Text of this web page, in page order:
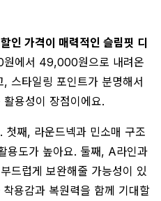
할인 가격이 매력적인 슬림핏 디
에서 49,000원으로 내려온
스타일링 포인트가 분명해서
용성이 장점이에요.
째, 라운드넥과 민소매 구조
용도가 높아요. 둘째, A라인과
드럽게 보완해줄 가능성이 있
용감과 복원력을 함께 기대할